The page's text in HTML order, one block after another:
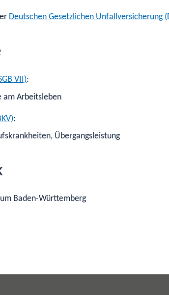
Deutschen Gesetzlichen Unfallversicherung
VII):
am Arbeitsleben
:
Übergangsleistung
Baden-Württemberg